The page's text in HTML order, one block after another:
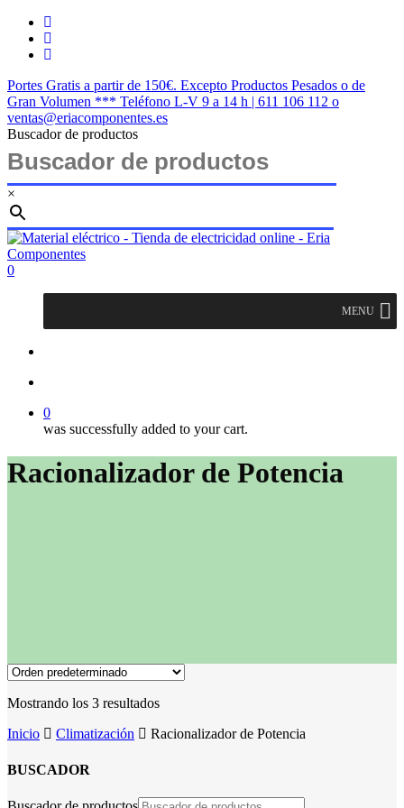
Saltar
contenido
twitter
facebook
instagram
Portes Gratis a partir de 150€. Excepto Productos Pesados o de
Gran Volumen *** Teléfono L-V 9 a 14 h | 611 106 112 o
ventas@eriacomponentes.es
Buscador de productos
×
Cerrar
búsqueda
buscar
account
0
MENU
0
was successfully added to your cart.
Racionalizador de Potencia
Mostrando los 3 resultados
Inicio
Climatización Racionalizador de Potencia
BUSCADOR